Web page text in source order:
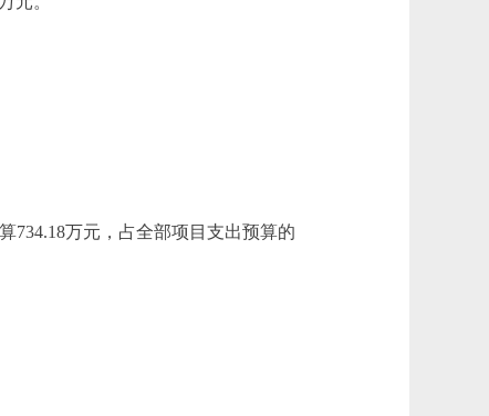
万元，占全部项目支出预算的